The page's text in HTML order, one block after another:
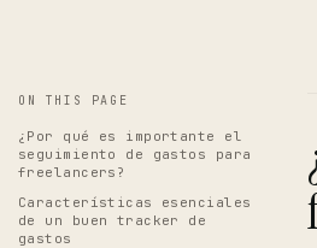
ON THIS PAGE
¿Por qué es importante el
seguimiento de gastos para
freelancers?
Características esenciales
de un buen tracker de
gastos